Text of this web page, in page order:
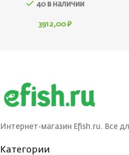
40 в наличии
3912,00 ₽
Интернет-магазин Efish.ru. Все
Категории